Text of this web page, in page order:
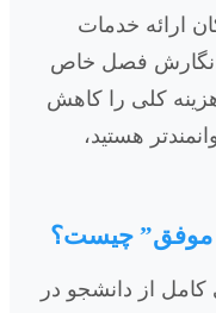
ارائه خدمات
نگارش فصل خاص
هزینه کلی را کاهش
هستید،
کامل از دانشجو در